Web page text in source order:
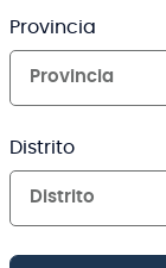
Provincia
Provincia
Distrito
Distrito